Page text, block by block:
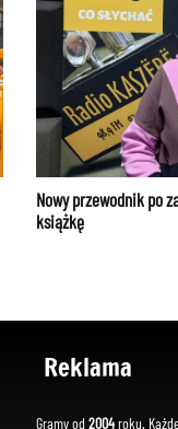
Nowy przewodnik po
książkę
Reklama
Gramy od 2004roku.